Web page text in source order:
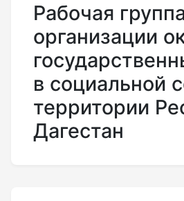
Рабочая
организации
в социальной
территории
Дагестан